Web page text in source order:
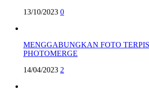
13/10/2023 0
MENGGABUNGKAN FOTO
PHOTOMERGE
14/04/2023 2